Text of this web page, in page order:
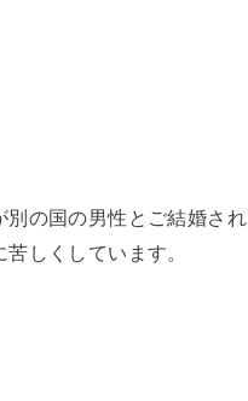
の国の男性とご結婚され
しくしています。